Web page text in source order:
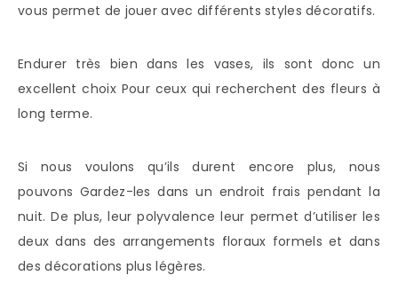
vous permet de jouer avec différents styles décoratifs.
Endurer très bien dans les vases, ils sont donc un
excellent choix Pour ceux qui recherchent des fleurs à
long terme.
Si nous voulons qu’ils durent encore plus, nous
pouvons Gardez-les dans un endroit frais pendant la
nuit. De plus, leur polyvalence leur permet d’utiliser les
deux dans des arrangements floraux formels et dans
des décorations plus légères.